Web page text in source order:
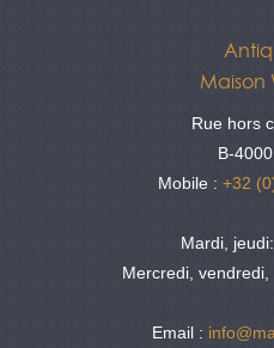
Maison
Rue hors
B-
Mobile : +32
Mardi,
Mercredi,
Email :